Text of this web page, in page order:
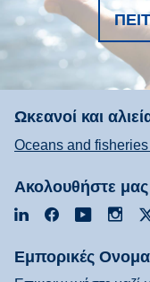
Ωκεανοί και
Oceans and
Ακολουθήστε μας
LinkedInFacebook
Εμπορικές